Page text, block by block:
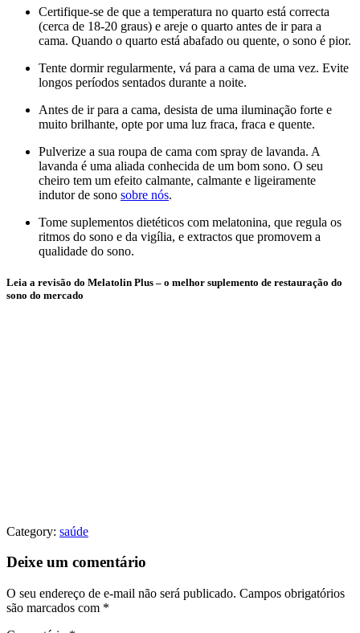
Certifique-se de que a temperatura no quarto está correcta
(cerca de 18-20 graus) e areje o quarto antes de ir para a
cama. Quando o quarto está abafado ou quente, o sono é pior.
Tente dormir regularmente, vá para a cama de uma vez. Evite
longos períodos sentados durante a noite.
Antes de ir para a cama, desista de uma iluminação forte e
muito brilhante, opte por uma luz fraca, fraca e quente.
Pulverize a sua roupa de cama com spray de lavanda. A
lavanda é uma aliada conhecida de um bom sono. O seu
cheiro tem um efeito calmante, calmante e ligeiramente
indutor de sono sobre nós.
Tome suplementos dietéticos com melatonina, que regula os
ritmos do sono e da vigília, e extractos que promovem a
qualidade do sono.
Leia a revisão do Melatolin Plus – o melhor suplemento de restauração do
sono do mercado
Category: saúde
Deixe um comentário
O seu endereço de e-mail não será publicado. Campos obrigatórios
são marcados com *